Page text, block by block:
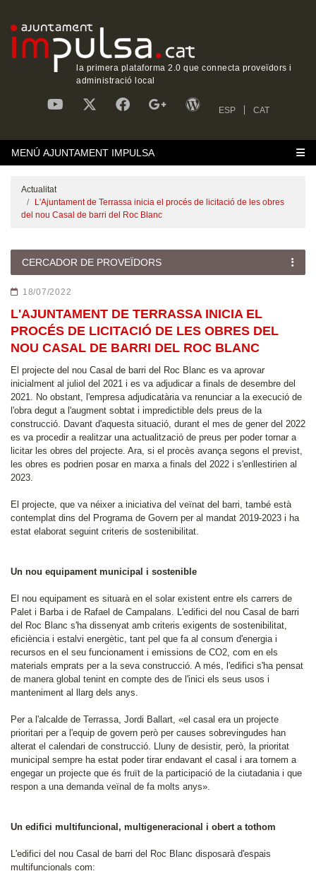
la primera plataforma 2.0 que connecta proveïdors i
administració local
ESP CAT
MENÚ AJUNTAMENT IMPULSA
Actualitat
L'Ajuntament de Terrassa inicia el procés de licitació de les obres
del nou Casal de barri del Roc Blanc
CERCADOR DE PROVEÏDORS
18/07/2022
L'AJUNTAMENT DE TERRASSA INICIA EL
PROCÉS DE LICITACIÓ DE LES OBRES DEL
NOU CASAL DE BARRI DEL ROC BLANC
El projecte del nou Casal de barri del Roc Blanc es va aprovar
inicialment al juliol del 2021 i es va adjudicar a finals de desembre del
2021. No obstant, l'empresa adjudicatària va renunciar a la execució de
l'obra degut a l'augment sobtat i impredictible dels preus de la
construcció. Davant d'aquesta situació, durant el mes de gener del 2022
es va procedir a realitzar una actualització de preus per poder tornar a
licitar les obres del projecte. Ara, si el procès avança segons el previst,
les obres es podrien posar en marxa a finals del 2022 i s'enllestirien al
2023.
El projecte, que va néixer a iniciativa del veïnat del barri, també està
contemplat dins del Programa de Govern per al mandat 2019-2023 i ha
estat elaborat seguint criteris de sostenibilitat.
Un nou equipament municipal i sostenible
El nou equipament es situarà en el solar existent entre els carrers de
Palet i Barba i de Rafael de Campalans. L'edifici del nou Casal de barri
del Roc Blanc s'ha dissenyat amb criteris exigents de sostenibilitat,
eficiència i estalvi energètic, tant pel que fa al consum d'energia i
recursos en el seu funcionament i emissions de CO2, com en els
materials emprats per a la seva construcció. A més, l'edifici s'ha pensat
de manera global tenint en compte des de l'inici els seus usos i
manteniment al llarg dels anys.
Per a l'alcalde de Terrassa, Jordi Ballart, «el casal era un projecte
prioritari per a l'equip de govern però per causes sobrevingudes han
alterat el calendari de construcció. Lluny de desistir, però, la prioritat
municipal sempre ha estat poder tirar endavant el casal i ara tornem a
engegar un projecte que és fruït de la participació de la ciutadania i que
respon a una demanda veïnal de fa molts anys».
Un edifici multifuncional, multigeneracional i obert a tothom
L'edifici del nou Casal de barri del Roc Blanc disposarà d'espais
multifuncionals com: